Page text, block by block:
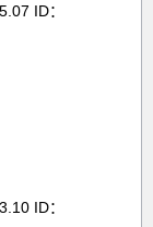
ID：
ID：